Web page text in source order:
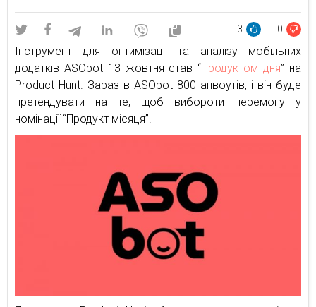
3 0
Інструмент для оптимізації та аналізу мобільних
додатків ASObot 13 жовтня став “Продуктом дня” на
Product Hunt. Зараз в ASObot 800 апвоутів, і він буде
претендувати на те, щоб вибороти перемогу у
номінації “Продукт місяця”.